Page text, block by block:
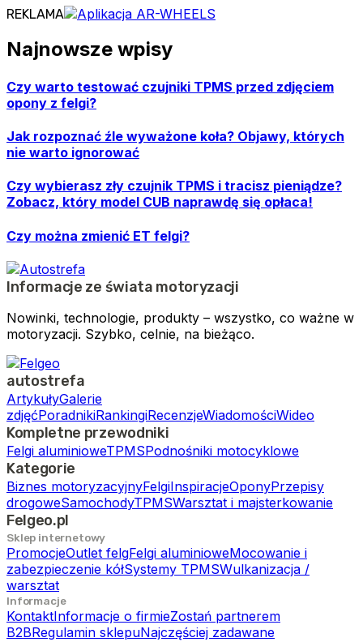
REKLAMA
Najnowsze wpisy
Czy warto testować czujniki TPMS przed zdjęciem
opony z felgi?
Jak rozpoznać źle wyważone koła? Objawy, których
nie warto ignorować
Czy wybierasz zły czujnik TPMS i tracisz pieniądze?
Zobacz, który model CUB naprawdę się opłaca!
Czy można zmienić ET felgi?
Informacje ze świata motoryzacji
Nowinki, technologie, produkty – wszystko, co ważne w
motoryzacji. Szybko, celnie, na bieżąco.
autostrefa
ArtykułyGalerie
zdjęćPoradnikiRankingiRecenzjeWiadomościWideo
Kompletne przewodniki
Felgi aluminioweTPMSPodnośniki motocyklowe
Kategorie
Biznes motoryzacyjnyFelgiInspiracjeOponyPrzepisy
drogoweSamochodyTPMSWarsztat i majsterkowanie
Felgeo.pl
Sklep internetowy
PromocjeOutlet felgFelgi aluminioweMocowanie i
zabezpieczenie kółSystemy TPMSWulkanizacja /
warsztat
Informacje
KontaktInformacje o firmieZostań partnerem
B2BRegulamin sklepuNajczęściej zadawane